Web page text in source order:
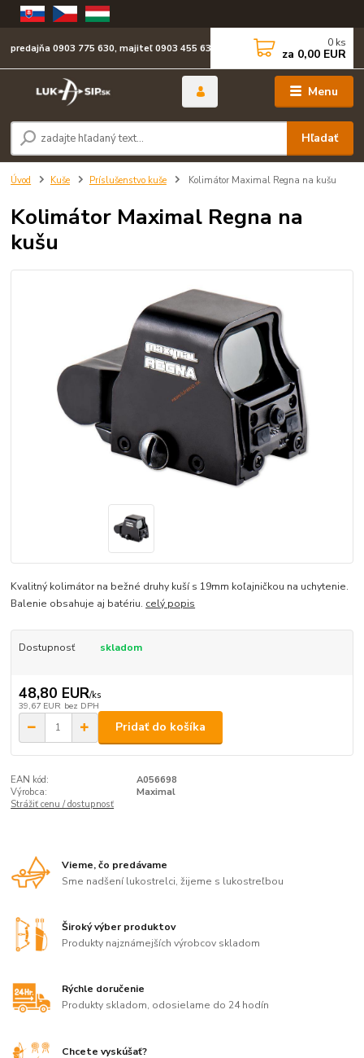
Menu
Hľadať
predajňa 0903 775 630, majiteľ 0903 455 630 0 ks
za 0,00 EUR
Úvod Kuše Príslušenstvo kuše Kolimátor Maximal Regna na kušu
Kolimátor Maximal Regna na
kušu
Kvalitný kolimátor na bežné druhy kuší s 19mm koľajničkou na uchytenie.
Balenie obsahuje aj batériu. celý popis
Dostupnosť skladom
48,80 EUR/ks
39,67 EUR bez DPH
Pridať do košíka
EAN kód:
A056698
Výrobca:
Maximal
Strážiť cenu / dostupnosť
Vieme, čo predávame
Sme nadšení lukostrelci, žijeme s lukostreľbou
Široký výber produktov
Produkty najznámejších výrobcov skladom
Rýchle doručenie
Produkty skladom, odosielame do 24 hodín
Chcete vyskúšať?